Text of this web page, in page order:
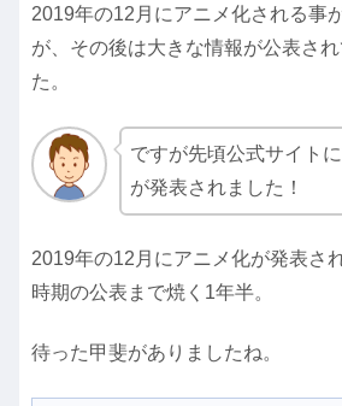
2019年の12月にアニメ化される事
が、その後は大きな情報が公表さ
た。
ですが先頃公式サイト
が発表されました！
2019年の12月にアニメ化が発表さ
時期の公表まで焼く1年半。
待った甲斐がありましたね。